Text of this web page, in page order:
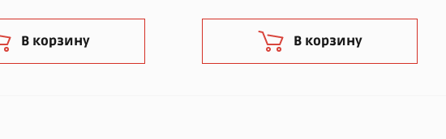
В корзину В корзину